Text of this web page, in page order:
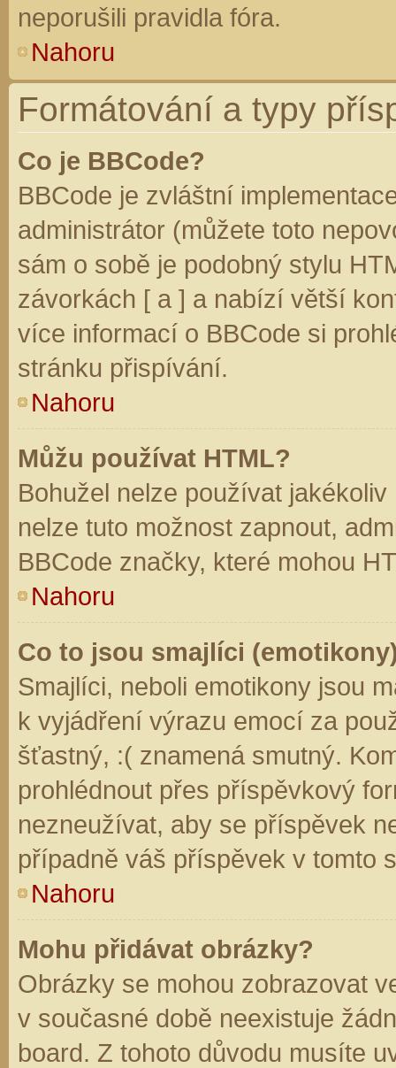
neporušili pravidla fóra.
Nahoru
Formátování a typy
Co je BBCode?
BBCode je zvláštní
administrátor (můžete toto
sám o sobě je podobný stylu
závorkách [ a ] a nabízí větší
více informací o BBCode si
stránku přispívání.
Nahoru
Můžu používat HTML?
Bohužel nelze používat
nelze tuto možnost zapnout,
BBCode značky, které mohou
Nahoru
Co to jsou smajlíci
Smajlíci, neboli emotikony jsou
k vyjádření výrazu emocí za
šťastný, :( znamená smutný.
prohlédnout přes příspěvkový
nezneužívat, aby se příspěvek
případně váš příspěvek v tomto
Nahoru
Mohu přidávat obrázky?
Obrázky se mohou zobrazovat
v současné době neexistuje
board. Z tohoto důvodu musíte